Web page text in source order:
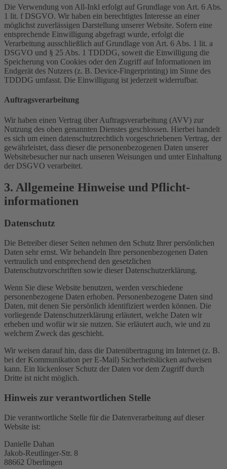
Die Verwendung von All-Inkl erfolgt auf Grundlage von Art. 6 Abs.
1 lit. f DSGVO. Wir haben ein berechtigtes Interesse an einer
möglichst zuverlässigen Darstellung unserer Website. Sofern eine
entsprechende Einwilligung abgefragt wurde, erfolgt die
Verarbeitung ausschließlich auf Grundlage von Art. 6 Abs. 1 lit. a
DSGVO und § 25 Abs. 1 TDDDG, soweit die Einwilligung die
Speicherung von Cookies oder den Zugriff auf Informationen im
Endgerät des Nutzers (z. B. Device-Fingerprinting) im Sinne des
TDDDG umfasst. Die Einwilligung ist jederzeit widerrufbar.
Auftragsverarbeitung
Wir haben einen Vertrag über Auftragsverarbeitung (AVV) zur
Nutzung des oben genannten Dienstes geschlossen. Hierbei handelt
es sich um einen datenschutzrechtlich vorgeschriebenen Vertrag, der
gewährleistet, dass dieser die personenbezogenen Daten unserer
Websitebesucher nur nach unseren Weisungen und unter Einhaltung
der DSGVO verarbeitet.
3. Allgemeine Hinweise und Pflicht­
informationen
Datenschutz
Die Betreiber dieser Seiten nehmen den Schutz Ihrer persönlichen
Daten sehr ernst. Wir behandeln Ihre personenbezogenen Daten
vertraulich und entsprechend den gesetzlichen
Datenschutzvorschriften sowie dieser Datenschutzerklärung.
Wenn Sie diese Website benutzen, werden verschiedene
personenbezogene Daten erhoben. Personenbezogene Daten sind
Daten, mit denen Sie persönlich identifiziert werden können. Die
vorliegende Datenschutzerklärung erläutert, welche Daten wir
erheben und wofür wir sie nutzen. Sie erläutert auch, wie und zu
welchem Zweck das geschieht.
Wir weisen darauf hin, dass die Datenübertragung im Internet (z. B.
bei der Kommunikation per E-Mail) Sicherheitslücken aufweisen
kann. Ein lückenloser Schutz der Daten vor dem Zugriff durch
Dritte ist nicht möglich.
Hinweis zur verantwortlichen Stelle
Die verantwortliche Stelle für die Datenverarbeitung auf dieser
Website ist:
Danielle Dahan
Jakob-Reutlinger-Str. 8
88662 Überlingen